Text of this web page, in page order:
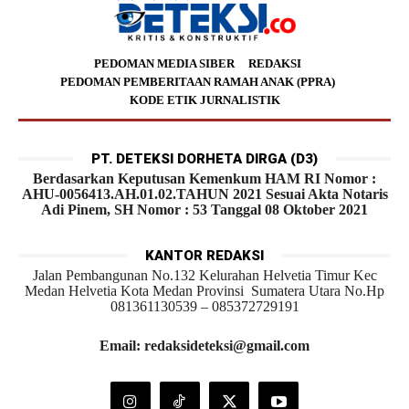
PEDOMAN MEDIA SIBER
REDAKSI
PEDOMAN PEMBERITAAN RAMAH ANAK (PPRA)
KODE ETIK JURNALISTIK
PT. DETEKSI DORHETA DIRGA (D3)
Berdasarkan Keputusan Kemenkum HAM RI Nomor :
AHU-0056413.AH.01.02.TAHUN 2021 Sesuai Akta Notaris
Adi Pinem, SH Nomor : 53 Tanggal 08 Oktober 2021
KANTOR REDAKSI
Jalan Pembangunan No.132 Kelurahan Helvetia Timur Kec
Medan Helvetia Kota Medan Provinsi Sumatera Utara No.Hp
081361130539 – 085372729191
Email: redaksideteksi@gmail.com